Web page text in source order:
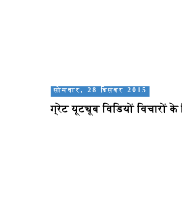
सोमवार, 28 दिसंबर 2015
ग्रेट यूट्यूब विडियों विचारों के